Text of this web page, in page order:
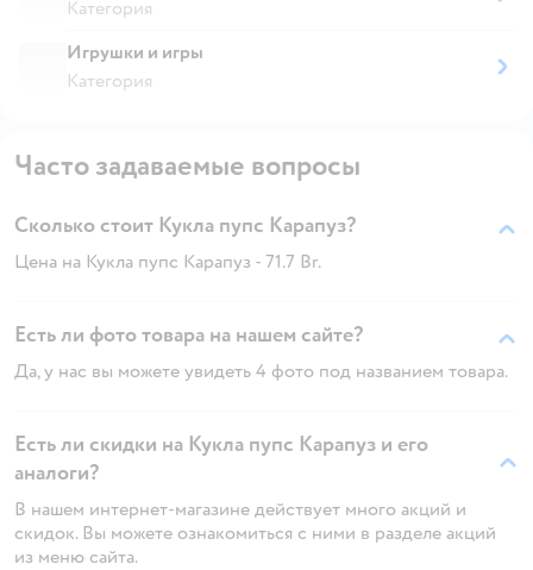
Категория
Игрушки и игры
Категория
Часто задаваемые вопросы
Сколько стоит Кукла пупс Карапуз?
Цена на Кукла пупс Карапуз - 71.7 Br.
Есть ли фото товара на нашем сайте?
Да, у нас вы можете увидеть 4 фото под названием товара.
Есть ли скидки на Кукла пупс Карапуз и его
аналоги?
В нашем интернет-магазине действует много акций и
скидок. Вы можете ознакомиться с ними в разделе акций
из меню сайта.